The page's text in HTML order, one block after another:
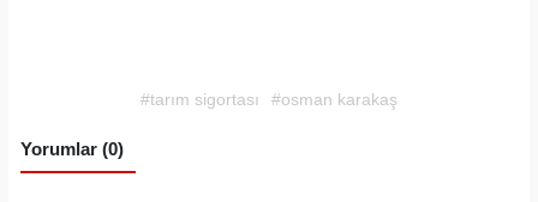
#tarım sigortası #osman karakaş
Yorumlar (0)